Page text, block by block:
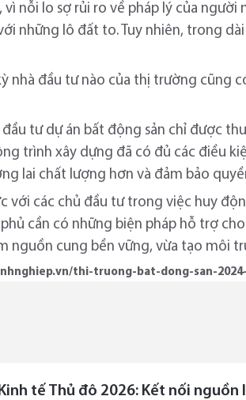
nỗi lo sợ rủi ro về pháp lý của người
những lô đất to. Tuy nhiên, trong
nhà đầu tư nào của thị trường cũng
tư dự án bất động sản chỉ được
trình xây dựng đã có đủ các điều
lai chất lượng hơn và đảm bảo
với các chủ đầu tư trong việc huy
cần có những biện pháp hỗ trợ
nguồn cung bền vững, vừa tạo môi
thi-truong-bat-dong-san-
tế Thủ đô 2026: Kết nối